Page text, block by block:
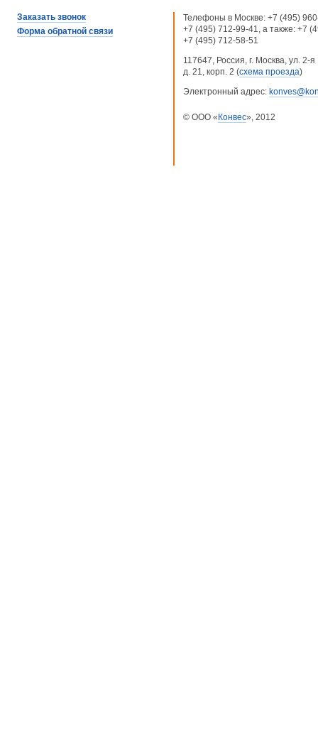
Заказать звонок
Форма обратной связи
Телефоны в Москве: +7 (495)
+7 (495) 712-99-41, а также: +7
+7 (495) 712-58-51
117647, Россия, г. Москва, ул. 2-
д. 21, корп. 2 (схема проезда)
Электронный адрес:
© ООО « Конвес», 2012